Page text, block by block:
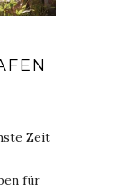
Zeit
für